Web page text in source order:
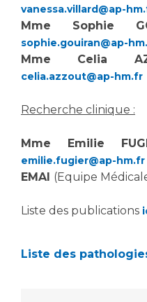
vanessa.villard@ap-
Mme Sophie
sophie.gouiran@ap-
Mme Celia
celia.azzout@ap-hm.fr
Recherche clinique :
Mme Emilie
emilie.fugier@ap-hm.fr
EMAI (Equipe
Liste des publications
Liste des